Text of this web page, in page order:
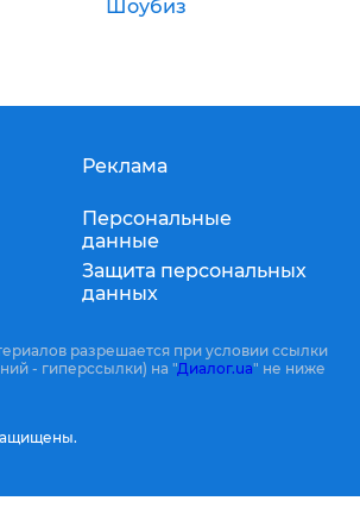
Шоубиз
Реклама
Персональные
данные
Защита персональных
данных
разрешается при условии ссылки
- гиперссылки) на "Диалог.ua" не ниже